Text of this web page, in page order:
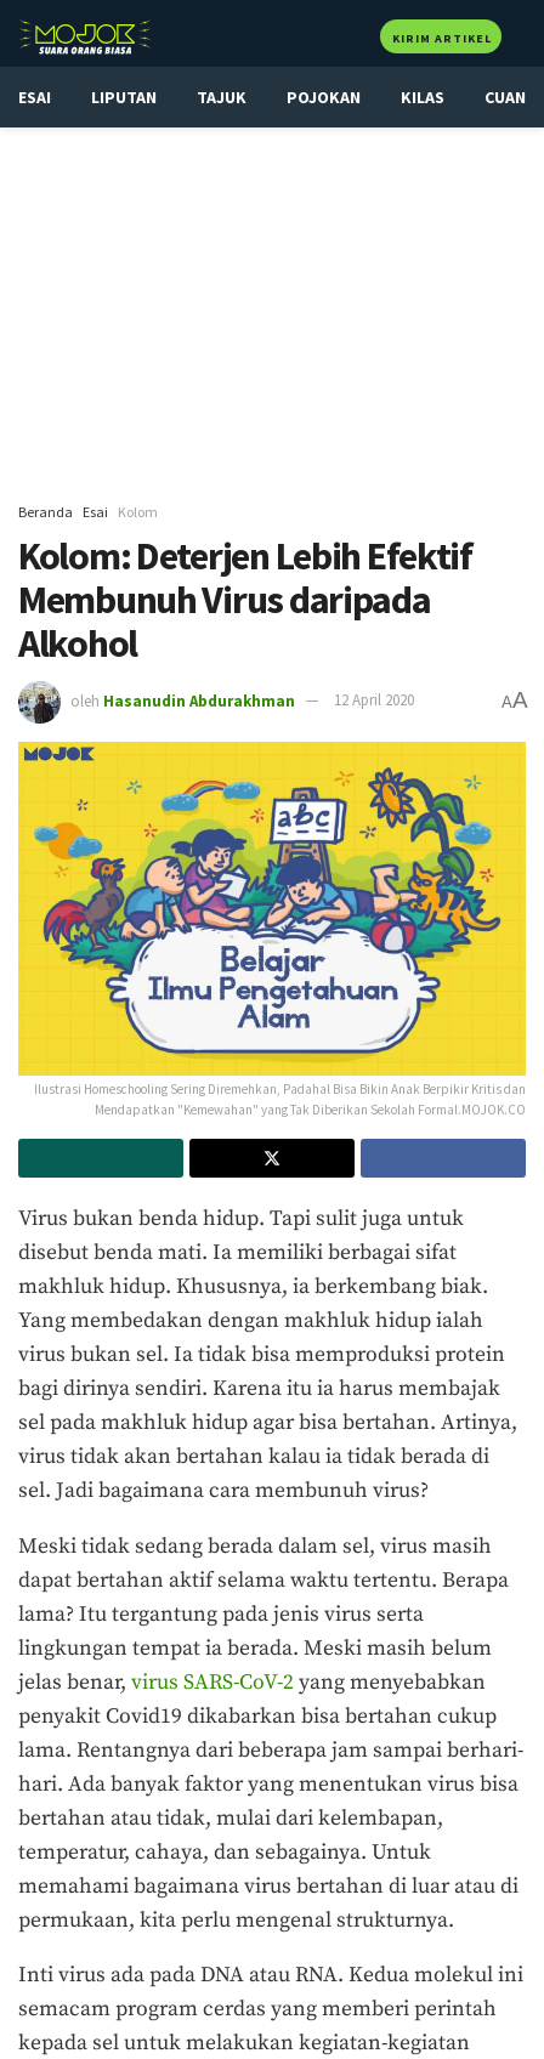
KIRIM ARTIKEL
ESAI LIPUTAN TAJUK POJOKAN KILAS CUAN
Beranda Esai Kolom
Kolom: Deterjen Lebih Efektif
Membunuh Virus daripada
Alkohol
oleh Hasanudin Abdurakhman 12 April 2020 AA
Ilustrasi Homeschooling Sering Diremehkan, Padahal Bisa Bikin Anak Berpikir Kritis dan
Mendapatkan "Kemewahan" yang Tak Diberikan Sekolah Formal.MOJOK.CO
Virus bukan benda hidup. Tapi sulit juga untuk
disebut benda mati. Ia memiliki berbagai sifat
makhluk hidup. Khususnya, ia berkembang biak.
Yang membedakan dengan makhluk hidup ialah
virus bukan sel. Ia tidak bisa memproduksi protein
bagi dirinya sendiri. Karena itu ia harus membajak
sel pada makhluk hidup agar bisa bertahan. Artinya,
virus tidak akan bertahan kalau ia tidak berada di
sel. Jadi bagaimana cara membunuh virus?
Meski tidak sedang berada dalam sel, virus masih
dapat bertahan aktif selama waktu tertentu. Berapa
lama? Itu tergantung pada jenis virus serta
lingkungan tempat ia berada. Meski masih belum
jelas benar, virus SARS-CoV-2yang menyebabkan
penyakit Covid19 dikabarkan bisa bertahan cukup
lama. Rentangnya dari beberapa jam sampai berhari-
hari. Ada banyak faktor yang menentukan virus bisa
bertahan atau tidak, mulai dari kelembapan,
temperatur, cahaya, dan sebagainya. Untuk
memahami bagaimana virus bertahan di luar atau di
permukaan, kita perlu mengenal strukturnya.
Inti virus ada pada DNA atau RNA. Kedua molekul ini
semacam program cerdas yang memberi perintah
kepada sel untuk melakukan kegiatan-kegiatan